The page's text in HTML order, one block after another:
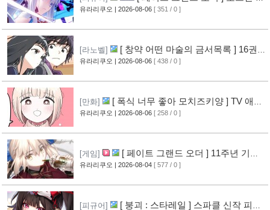
페이 신작 피규어 공개
[6]
유라리쿠오 | 2026-08-06 [ 351 / 0 ]
[라노벨]
[ 창약 어떤 마술의 금서목록 ] 16권
표지 공개
[8]
유라리쿠오 | 2026-08-06 [ 438 / 0 ]
[만화]
[ 폭식 너무 좋아 모치즈키양 ] TV 애니
메이션화 결정 [9]
유라리쿠오 | 2026-08-06 [ 258 / 0 ]
[게임]
[ 페이트 그랜드 오더 ] 11주년 기념
영상 공개
[8]
유라리쿠오 | 2026-08-04 [ 577 / 0 ]
[피규어]
[ 붕괴 : 스타레일 ] 스파클 신작 피규